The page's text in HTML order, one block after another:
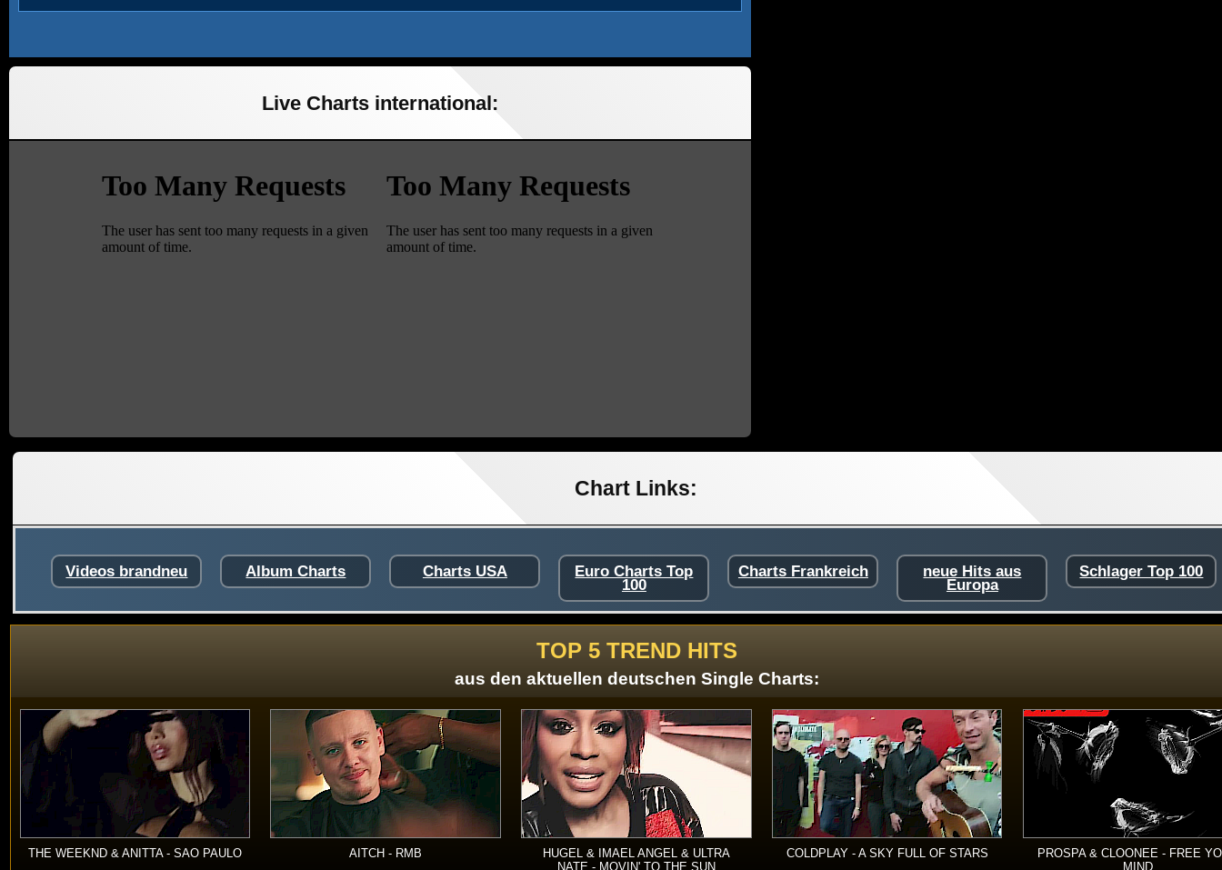
Live Charts international:
Chart Links:
Videos brandneu Album Charts Charts USA Euro Charts Top
100
Charts Frankreich neue Hits aus
Europa
Schlager Top 100
TOP 5 TREND HITS
aus den aktuellen deutschen Single Charts:
THE WEEKND & ANITTA - SAO PAULO AITCH - RMB
HUGEL & IMAEL ANGEL & ULTRA
NATE - MOVIN' TO THE SUN
COLDPLAY - A SKY FULL OF STARS
PROSPA & CLOONEE - FREE
MIND